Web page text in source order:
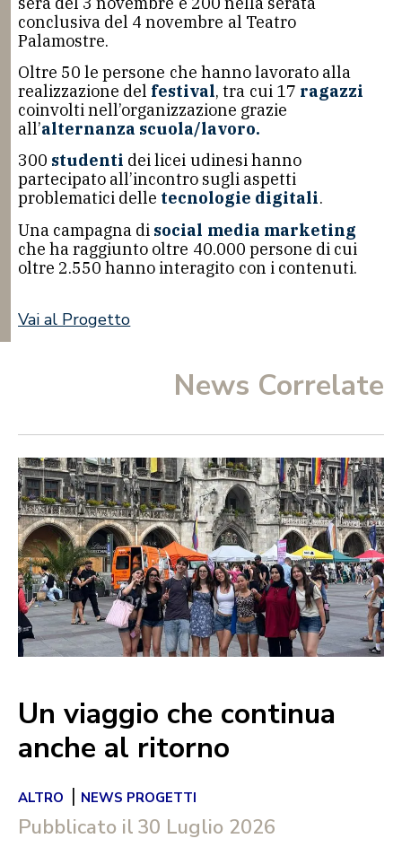
conclusiva del 4 novembre al Teatro
Palamostre.
Oltre 50 le persone che hanno lavorato alla
realizzazione del festival, tra cui 17 ragazzi
coinvolti nell’organizzazione grazie
all’alternanza scuola/lavoro.
300 studenti dei licei udinesi hanno
partecipato all’incontro sugli aspetti
problematici delle tecnologie digitali.
Una campagna di social media marketing
che ha raggiunto oltre 40.000 persone di cui
oltre 2.550 hanno interagito con i contenuti.
Vai al Progetto
News Correlate
Un viaggio che continua
anche al ritorno
ALTRO | NEWS PROGETTI
Pubblicato il 30 Luglio 2026